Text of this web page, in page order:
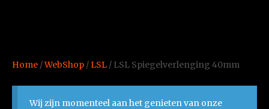
Home /WebShop /LSL / LSL Spiegelverlenging 40mm
Wij zijn momenteel aan het genieten van onze